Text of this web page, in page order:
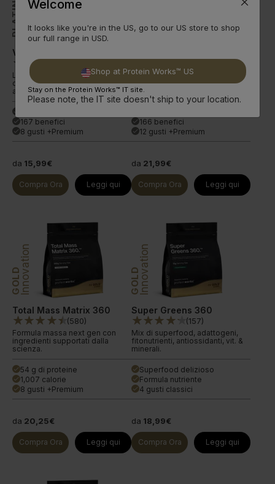
Innovation
Vegan Diet Meal 360
Lo shake vegano completo
definitivo. Il nostro pasto più
avanzato.
done
done 167 benefici
done 8 gusti +Premium
da 15,99€
Compra Ora Leggi qui
Lo shake proteico completo
definitivo. La nostra formula più
avanzata.
done 166 benefici
done 12 gusti +Premium
da 21,99€
Compra Ora Leggi qui
GOLDInnovation
Total Mass Matrix 360
(580)
Formula massa next gen con
ingredienti supportati dalla
scienza.
done 54 g di proteine
done 1,007 calorie
done 8 gusti +Premium
da 20,25€
Compra Ora Leggi qui
GOLDInnovation
Super Greens 360
(157)
Mix di superfood, adattogeni,
fitonutrienti, antiossidanti, vit. &
minerali.
done Superfood delizioso
done Formula nutriente
done 4 gusti classici
da 18,99€
Compra Ora Leggi qui
Welcome
It looks like you're in the US, go to our US store to shop
our full range in USD.
Shop at Protein Works™ US
Stay on the Protein Works™ IT site.
Please note, the IT site doesn't ship to your location.